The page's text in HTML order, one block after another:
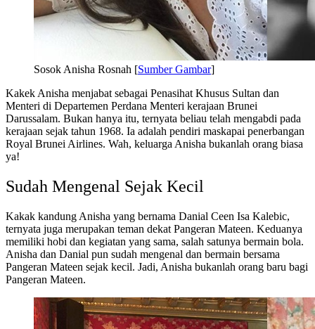
Sosok Anisha Rosnah [Sumber Gambar]
Kakek Anisha menjabat sebagai Penasihat Khusus Sultan dan
Menteri di Departemen Perdana Menteri kerajaan Brunei
Darussalam. Bukan hanya itu, ternyata beliau telah mengabdi pada
kerajaan sejak tahun 1968. Ia adalah pendiri maskapai penerbangan
Royal Brunei Airlines. Wah, keluarga Anisha bukanlah orang biasa
ya!
Sudah Mengenal Sejak Kecil
Kakak kandung Anisha yang bernama Danial Ceen Isa Kalebic,
ternyata juga merupakan teman dekat Pangeran Mateen. Keduanya
memiliki hobi dan kegiatan yang sama, salah satunya bermain bola.
Anisha dan Danial pun sudah mengenal dan bermain bersama
Pangeran Mateen sejak kecil. Jadi, Anisha bukanlah orang baru bagi
Pangeran Mateen.